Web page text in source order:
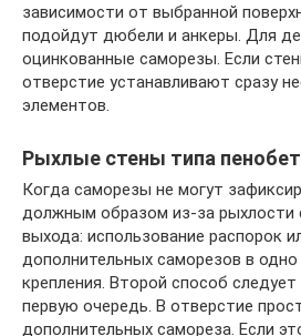
зависимости от выбранной
подойдут дюбели и анкеры. Для
оцинкованные саморезы. Если
отверстие устанавливают сразу
элементов.
Рыхлые стены типа
Когда саморезы не могут
должным образом из-за рыхлости
выхода: использование распорок
дополнительных саморезов в
крепления. Второй способ
первую очередь. В отверстие
дополнительных самореза. Если